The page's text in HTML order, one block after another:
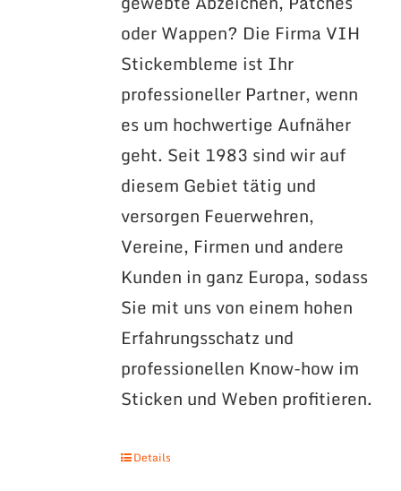
oder Wappen? Die Firma VIH
Stickembleme ist Ihr
professioneller Partner, wenn
es um hochwertige Aufnäher
geht. Seit 1983 sind wir auf
diesem Gebiet tätig und
versorgen Feuerwehren,
Vereine, Firmen und andere
Kunden in ganz Europa, sodass
Sie mit uns von einem hohen
Erfahrungsschatz und
professionellen Know-how im
Sticken und Weben profitieren.
Details